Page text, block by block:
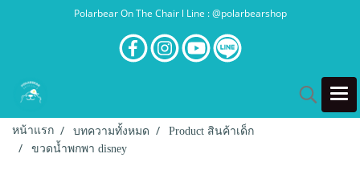
Polarbear On The Chair l Line : @polarbearshop
หน้าแรก บทความทั้งหมด
Product สินค้าเด็ก
ขวดน้ำพกพา disney